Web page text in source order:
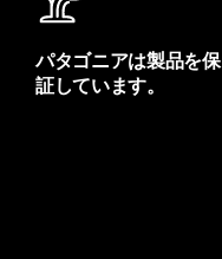
パタゴニアは製品を保
証しています。